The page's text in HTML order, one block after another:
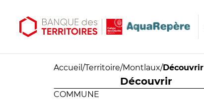
Accueil /Territoire/Montlaux/Découvrir
Découvrir
COMMUNE